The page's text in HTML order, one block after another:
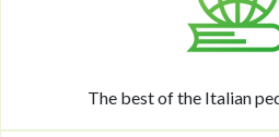
The best of the Italian